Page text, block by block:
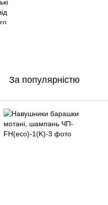
За популярністю